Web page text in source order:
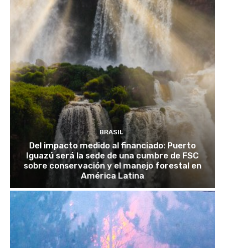
BRASIL
Del impacto medido al financiado: Puerto
Iguazú será la sede de una cumbre de FSC
sobre conservación y el manejo forestal en
América Latina